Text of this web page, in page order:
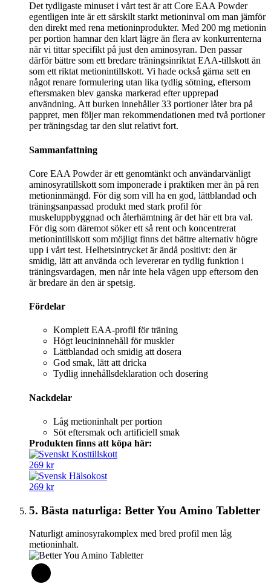
Det tydligaste minuset i vårt test är att Core EAA Powder
egentligen inte är ett särskilt starkt metioninval om man jämför
den direkt med rena metioninprodukter. Med 200 mg metionin
per portion hamnar den klart lägre än flera av konkurrenterna
när vi tittar specifikt på just den aminosyran. Den passar
därför bättre som ett bredare träningsinriktat EAA-tillskott än
som ett riktat metionintillskott. Vi hade också gärna sett en
något renare formulering utan lika tydlig sötning, eftersom
eftersmaken blev ganska markerad efter upprepad
användning. Att burken innehåller 33 portioner låter bra på
pappret, men följer man rekommendationen med två portioner
per träningsdag tar den slut relativt fort.
Sammanfattning
Core EAA Powder är ett genomtänkt och användarvänligt
aminosyratillskott som imponerade i praktiken mer än på ren
metioninmängd. För dig som vill ha en god, lättblandad och
träningsanpassad produkt med stark profil för
muskeluppbyggnad och återhämtning är det här ett bra val.
För dig som däremot söker ett så rent och koncentrerat
metionintillskott som möjligt finns det bättre alternativ högre
upp i vårt test. Helhetsintrycket är ändå positivt: den är
smidig, lätt att använda och levererar en tydlig funktion i
träningsvardagen, men når inte hela vägen upp eftersom den
är bredare än den är spetsig.
Fördelar
Komplett EAA-profil för träning
Högt leucininnehåll för muskler
Lättblandad och smidig att dosera
God smak, lätt att dricka
Tydlig innehållsdeklaration och dosering
Nackdelar
Låg metioninhalt per portion
Söt eftersmak och artificiell smak
Produkten finns att köpa här:
269 kr
269 kr
5. Bästa naturliga: Better You Amino Tabletter
Naturligt aminosyrakomplex med bred profil men låg
metioninhalt.